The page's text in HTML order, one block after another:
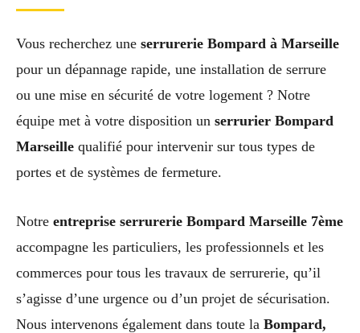
Vous recherchez une serrurerie Bompard à Marseille
pour un dépannage rapide, une installation de serrure
ou une mise en sécurité de votre logement ? Notre
équipe met à votre disposition un serrurier Bompard
Marseille qualifié pour intervenir sur tous types de
portes et de systèmes de fermeture.
Notre entreprise serrurerie Bompard Marseille 7ème
accompagne les particuliers, les professionnels et les
commerces pour tous les travaux de serrurerie, qu’il
s’agisse d’une urgence ou d’un projet de sécurisation.
Nous intervenons également dans toute la Bompard,